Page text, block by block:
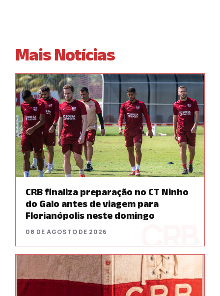
Mais Notícias
CRB finaliza preparação no CT Ninho
do Galo antes de viagem para
Florianópolis neste domingo
08 DE AGOSTO DE 2026